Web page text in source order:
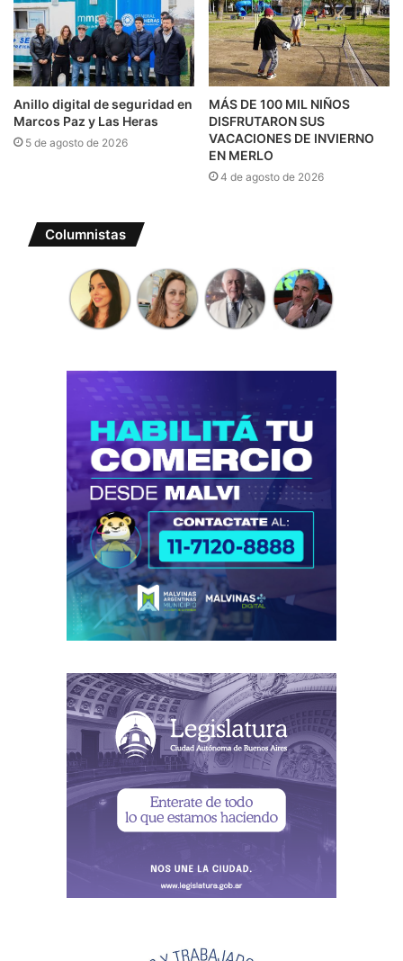
Anillo digital de seguridad en
Marcos Paz y Las Heras
5 de agosto de 2026
MÁS DE 100 MIL NIÑOS
DISFRUTARON SUS
VACACIONES DE INVIERNO
EN MERLO
4 de agosto de 2026
Columnistas